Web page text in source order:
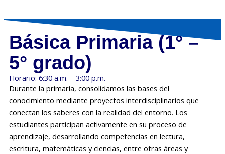
Básica Primaria (1° –
5° grado)
Horario: 6:30 a.m. – 3:00 p.m.
Durante la primaria, consolidamos las bases del
conocimiento mediante proyectos interdisciplinarios que
conectan los saberes con la realidad del entorno. Los
estudiantes participan activamente en su proceso de
aprendizaje, desarrollando competencias en lectura,
escritura, matemáticas y ciencias, entre otras áreas y